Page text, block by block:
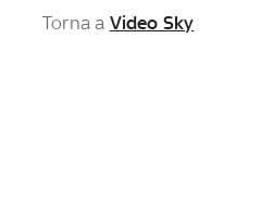
Torna a Video Sky